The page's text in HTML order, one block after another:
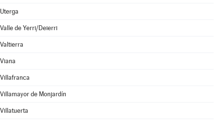
Uterga
Valle de Yerri/Deierri
Valtierra
Viana
Villafranca
Villamayor de Monjardín
Villatuerta